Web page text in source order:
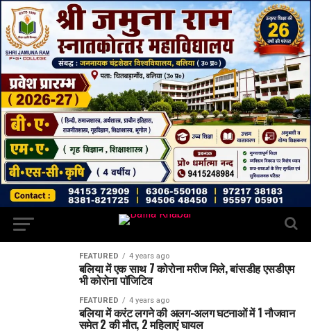
FEATURED 4 years ago
बलिया में एक साथ 7 कोरोना मरीज मिले, बांसडीह एसडीएम
भी कोरोना पॉजिटिव
FEATURED 4 years ago
बलिया में करंट लगने की अलग-अलग घटनाओं में 1 नौजवान
समेत 2 की मौत, 2 महिलाएं घायल